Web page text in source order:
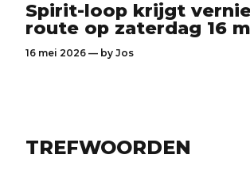
Spirit-loop krijgt
route op zaterdag 16
16 mei 2026 — by Jos
TREFWOORDEN